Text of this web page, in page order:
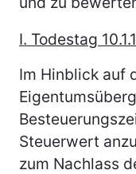
I. Todestag
Im Hinblick auf
Steuerwert
zum Nachlass